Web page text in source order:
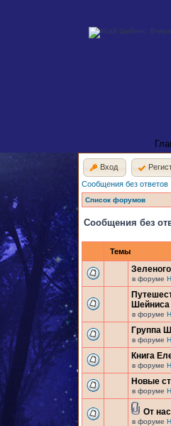
Вход
Сообщения без ответов
Список форумов
Сообщения без
Темы
в форуме
Шейниса
в форуме
Группа
в форуме
Книга
в форуме
Новые
в форуме
От
в форуме